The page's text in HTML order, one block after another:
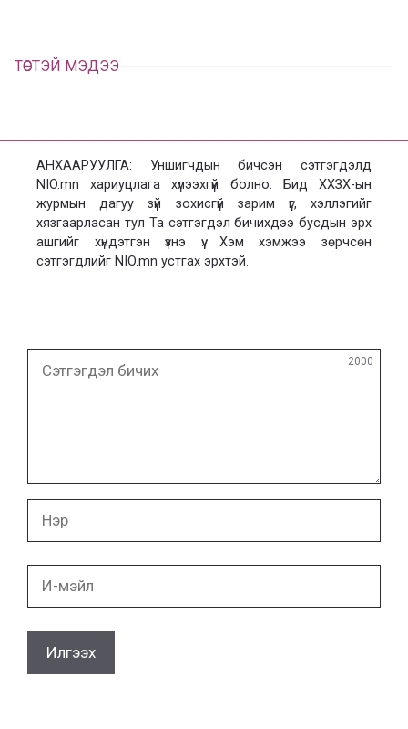
ТӨСТЭЙ МЭДЭЭ
АНХААРУУЛГА: Уншигчдын бичсэн сэтгэгдэлд
NIO.mn хариуцлага хүлээхгүй болно. Бид ХХЗХ-ын
журмын дагуу зүй зохисгүй зарим үг, хэллэгийг
хязгаарласан тул Та сэтгэгдэл бичихдээ бусдын эрх
ашгийг хүндэтгэн үзнэ үү. Хэм хэмжээ зөрчсөн
сэтгэгдлийг NIO.mn устгах эрхтэй.
бичих
2000